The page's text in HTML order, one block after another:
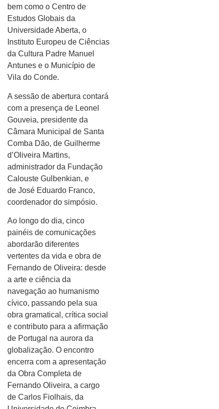
bem como o Centro de
Estudos Globais da
Universidade Aberta, o
Instituto Europeu de Ciências
da Cultura Padre Manuel
Antunes e o Município de
Vila do Conde.
A sessão de abertura contará
com a presença de Leonel
Gouveia, presidente da
Câmara Municipal de Santa
Comba Dão, de Guilherme
d’Oliveira Martins,
administrador da Fundação
Calouste Gulbenkian, e
de José Eduardo Franco,
coordenador do simpósio.
Ao longo do dia, cinco
painéis de comunicações
abordarão diferentes
vertentes da vida e obra de
Fernando de Oliveira: desde
a arte e ciência da
navegação ao humanismo
cívico, passando pela sua
obra gramatical, crítica social
e contributo para a afirmação
de Portugal na aurora da
globalização. O encontro
encerra com a apresentação
da Obra Completa de
Fernando Oliveira, a cargo
de Carlos Fiolhais, da